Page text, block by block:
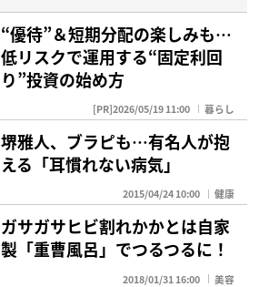
“優待”＆短期分配の楽しみも…
低リスクで運用する“固定利回
り”投資の始め方
[PR]2026/05/19 11:00 暮らし
堺雅人、ブラピも…有名人が抱
える「耳慣れない病気」
2015/04/24 10:00 健康
ガサガサヒビ割れかかとは自家
製「重曹風呂」でつるつるに！
2018/01/31 16:00 美容